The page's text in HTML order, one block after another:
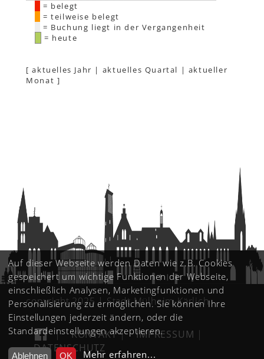
= belegt
= teilweise belegt
= Buchung liegt in der Vergangenheit
= heute
[aktuelles Jahr | aktuelles Quartal | aktueller
Monat ]
copyright 2025 | Stadt Mülheim-Kärlich
| KONTAKT| IMPRESSUM |
DATENSCHUTZ
Auf dieser Webseite werden Daten wie z.B. Cookies
gespeichert um wichtige Funktionen der Webseite,
einschließlich Analysen, Marketingfunktionen und
Personalisierung zu ermöglichen. Sie können Ihre
Einstellungen jederzeit ändern, oder die
Standardeinstellungen akzeptieren.
Ablehnen OK Mehr erfahren...